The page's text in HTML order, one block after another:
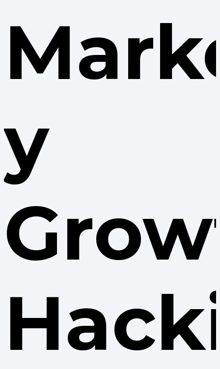
y